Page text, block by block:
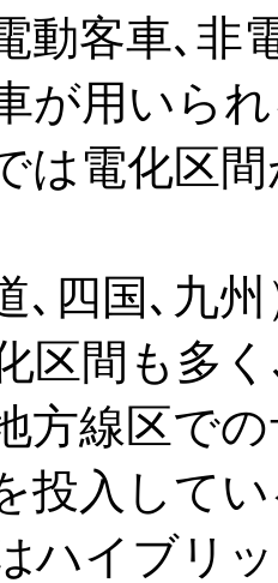
動客車､非
が用いら
は電化区
､四国､九
区間も多
方線区で
投入して
ハイブリ